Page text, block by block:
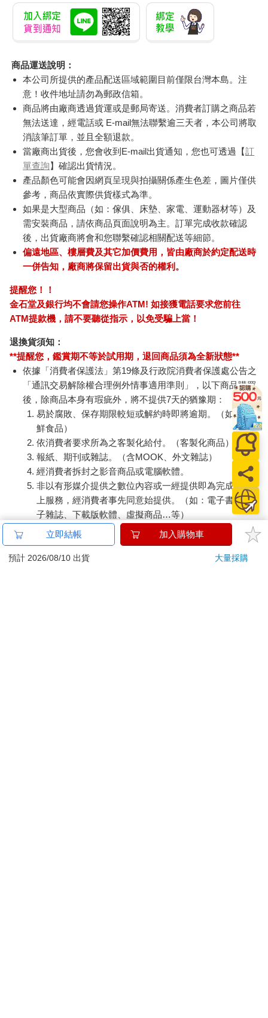
商品運送說明：
本公司所提供的產品配送區域範圍目前僅限台灣本島。注
意！收件地址請勿為郵政信箱。
商品將由廠商透過貨運或是郵局寄送。消費者訂購之商品若
無法送達，經電話或 E-mail無法聯繫逾三天者，本公司將取
消該筆訂單，並且全額退款。
當廠商出貨後，您會收到E-mail出貨通知，您也可透過【訂
單查詢】確認出貨情況。
產品顏色可能會因網頁呈現與拍攝關係產生色差，圖片僅供
參考，商品依實際供貨樣式為準。
如果是大型商品（如：傢俱、床墊、家電、運動器材等）及
需安裝商品，請依商品頁面說明為主。訂單完成收款確認
後，出貨廠商將會和您聯繫確認相關配送等細節。
偏遠地區、樓層費及其它加價費用，皆由廠商於約定配送時
一併告知，廠商將保留出貨與否的權利。
提醒您！！
金石堂及銀行均不會請您操作ATM! 如接獲電話要求您前往
ATM提款機，請不要聽從指示，以免受騙上當！
退換貨須知：
**提醒您，鑑賞期不等於試用期，退回商品須為全新狀態**
依據「消費者保護法」第19條及行政院消費者保護處公告之
「通訊交易解除權合理例外情事適用準則」，以下商品購買
後，除商品本身有瑕疵外，將不提供7天的猶豫期：
易於腐敗、保存期限較短或解約時即將逾期。（如：生
鮮食品）
依消費者要求所為之客製化給付。（客製化商品）
報紙、期刊或雜誌。（含MOOK、外文雜誌）
經消費者拆封之影音商品或電腦軟體。
非以有形媒介提供之數位內容或一經提供即為完成之線
上服務，經消費者事先同意始提供。（如：電子書、電
子雜誌、下載版軟體、虛擬商品…等）
已拆封之個人衛生用品。（如：內衣褲、刮鬍刀、除毛
刀…等）
若非上列種類商品，均享有到貨7天的猶豫期（含例假
立即結帳 加入購物車
預計 2026/08/10 出貨 大量採購